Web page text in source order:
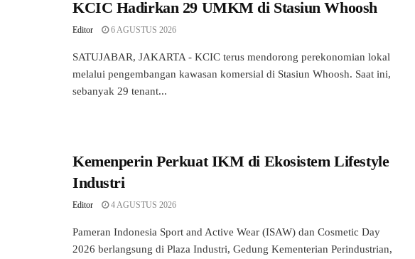
KCIC Hadirkan 29 UMKM di Stasiun Whoosh
Editor 6 AGUSTUS 2026
SATUJABAR, JAKARTA - KCIC terus mendorong perekonomian lokal
melalui pengembangan kawasan komersial di Stasiun Whoosh. Saat ini,
sebanyak 29 tenant...
Kemenperin Perkuat IKM di Ekosistem Lifestyle
Industri
Editor 4 AGUSTUS 2026
Pameran Indonesia Sport and Active Wear (ISAW) dan Cosmetic Day
2026 berlangsung di Plaza Industri, Gedung Kementerian Perindustrian,